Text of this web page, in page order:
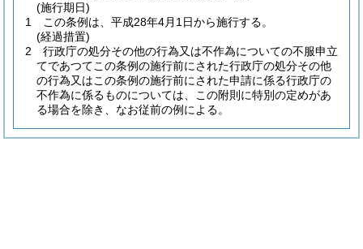
(施行期日)
1
この条例は、平成28年4月1日から施行する。
(経過措置)
2
行政庁の処分その他の行為又は不作為についての不服申立
てであつてこの条例の施行前にされた行政庁の処分その他
の行為又はこの条例の施行前にされた申請に係る行政庁の
不作為に係るものについては、この附則に特別の定めがあ
る場合を除き、なお従前の例による。